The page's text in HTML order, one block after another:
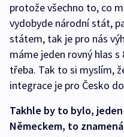
protože všechno to, co
vydobyde národní stát,
státem, tak je pro nás
máme jeden rovný hlas
třeba. Tak to si myslím,
integrace je pro Česko
Takhle by to bylo,
Německem, to